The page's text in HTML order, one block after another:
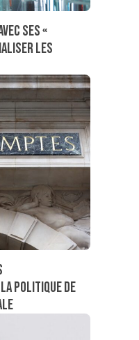
ses «
les
politique de